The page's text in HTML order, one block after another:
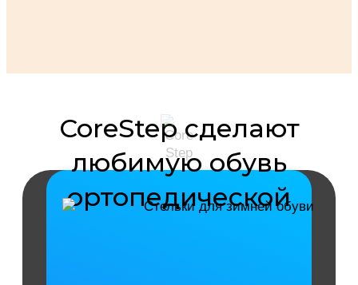
CoreStep сделают
любимую обувь
ортопедической